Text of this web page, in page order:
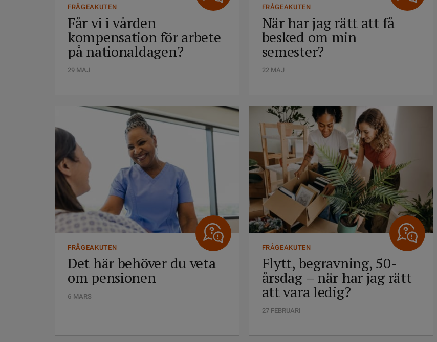
FRÅGEAKUTEN
Får vi i vården
kompensation för arbete
på nationaldagen?
29 MAJ
FRÅGEAKUTEN
När har jag rätt att få
besked om min
semester?
22 MAJ
FRÅGEAKUTEN
Det här behöver du veta
om pensionen
6 MARS
FRÅGEAKUTEN
Flytt, begravning, 50-
årsdag – när har jag rätt
att vara ledig?
27 FEBRUARI